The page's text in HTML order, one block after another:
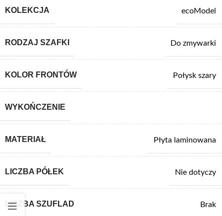
KOLEKCJA ecoModel
RODZAJ SZAFKI Do zmywarki
KOLOR FRONTÓW Połysk szary
WYKOŃCZENIE
MATERIAŁ Płyta laminowana
LICZBA PÓŁEK Nie dotyczy
LICZBA SZUFLAD Brak